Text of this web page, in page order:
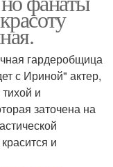
гардеробщица
с Ириной" актер,
и
заточена на
и